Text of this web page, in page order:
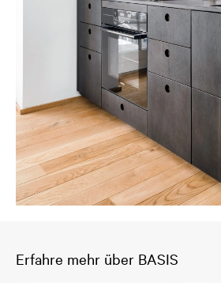
Erfahre mehr über BASIS